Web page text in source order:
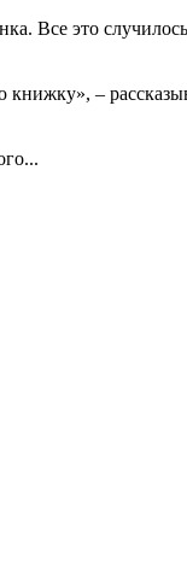
Все это
книжку», –